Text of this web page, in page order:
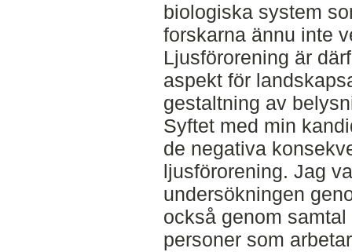
biologiska system
forskarna ännu inte
Ljusförorening är
aspekt för
gestaltning av
Syftet med min
de negativa
ljusförorening. Jag
undersökningen
också genom
personer som